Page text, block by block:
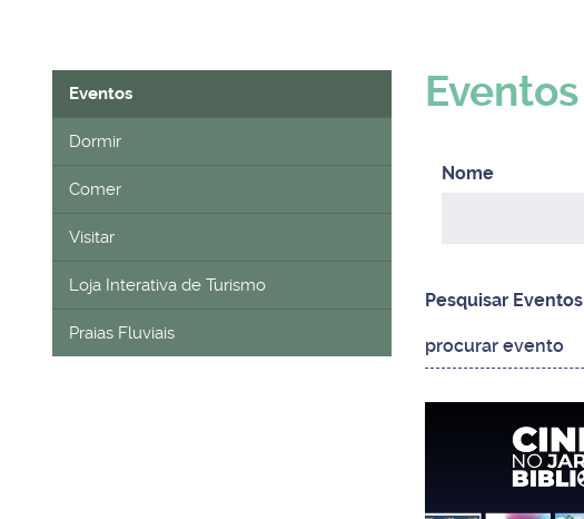
Eventos
Dormir
Comer
Visitar
Loja Interativa de Turismo
Praias Fluviais
Eventos
Pesquisar Eventos